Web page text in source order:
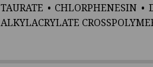
TAURATE • CHLORPHENESIN •
ALKYLACRYLATE